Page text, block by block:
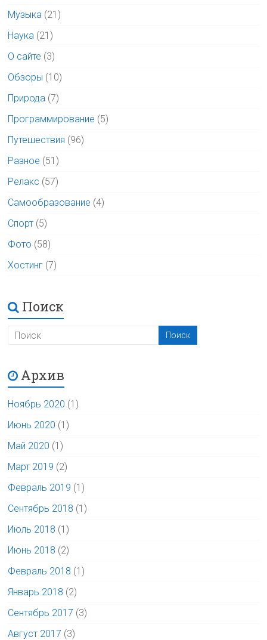
Музыка (21)
Наука (21)
О сайте (3)
Обзоры (10)
Природа (7)
Программирование (5)
Путешествия (96)
Разное (51)
Релакс (57)
Самообразование (4)
Спорт (5)
Фото (58)
Хостинг (7)
Поиск
Архив
Ноябрь 2020 (1)
Июнь 2020 (1)
Май 2020 (1)
Март 2019 (2)
Февраль 2019 (1)
Сентябрь 2018 (1)
Июль 2018 (1)
Июнь 2018 (2)
Февраль 2018 (1)
Январь 2018 (2)
Сентябрь 2017 (3)
Август 2017 (3)